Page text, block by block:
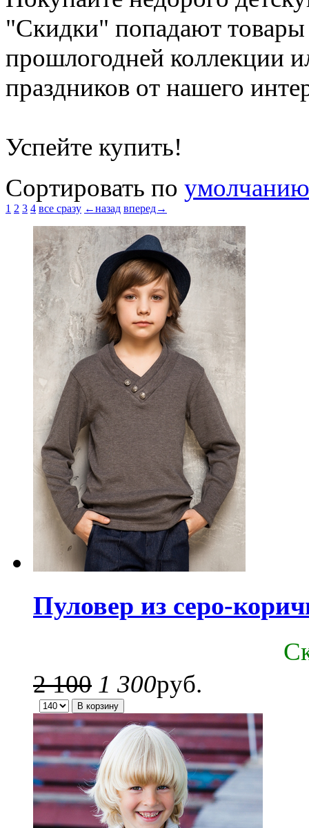
"Скидки" попадают товары
прошлогодней коллекции
праздников от нашего
Успейте купить!
Сортировать по умолчанию
1 2 3 4 все сразу ←назад вперед→
Пуловер из серо-
2 100 1 300руб.